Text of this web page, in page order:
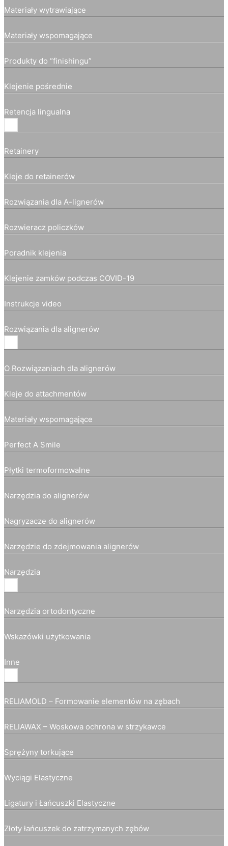
Materiały wytrawiające
Materiały wspomagające
Produkty do “finishingu”
Klejenie pośrednie
Retencja lingualna
Retainery
Kleje do retainerów
Rozwiązania dla A-lignerów
Rozwieracz policzków
Poradnik klejenia
Klejenie zamków podczas COVID-19
Instrukcje video
Rozwiązania dla alignerów
O Rozwiązaniach dla alignerów
Kleje do attachmentów
Materiały wspomagające
Perfect A Smile
Płytki termoformowalne
Narzędzia do alignerów
Nagryzacze do alignerów
Narzędzie do zdejmowania alignerów
Narzędzia
Narzędzia ortodontyczne
Wskazówki użytkowania
Inne
RELIAMOLD – Formowanie elementów na zębach
RELIAWAX – Woskowa ochrona w strzykawce
Sprężyny torkujące
Wyciągi Elastyczne
Ligatury i Łańcuszki Elastyczne
Złoty łańcuszek do zatrzymanych zębów